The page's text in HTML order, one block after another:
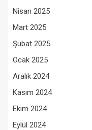
Nisan 2025
Mart 2025
Şubat 2025
Ocak 2025
Aralık 2024
Kasım 2024
Ekim 2024
Eylül 2024